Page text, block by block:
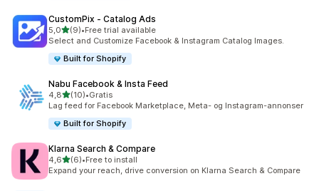
CustomPix ‑ Catalog Ads
5,0av 5 stjerner
(9)
Totalt 9 omtaler
•Free trial available
Select and Customize Facebook & Instagram Catalog Images.
Built for Shopify
Nabu Facebook & Insta Feed
4,8av 5 stjerner
(10)
Totalt 10 omtaler
•Gratis
Lag feed for Facebook Marketplace, Meta- og Instagram-annonser
Built for Shopify
Klarna Search & Compare
4,6av 5 stjerner
(6)
Totalt 6 omtaler
•Free to install
Expand your reach, drive conversion on Klarna Search & Compare